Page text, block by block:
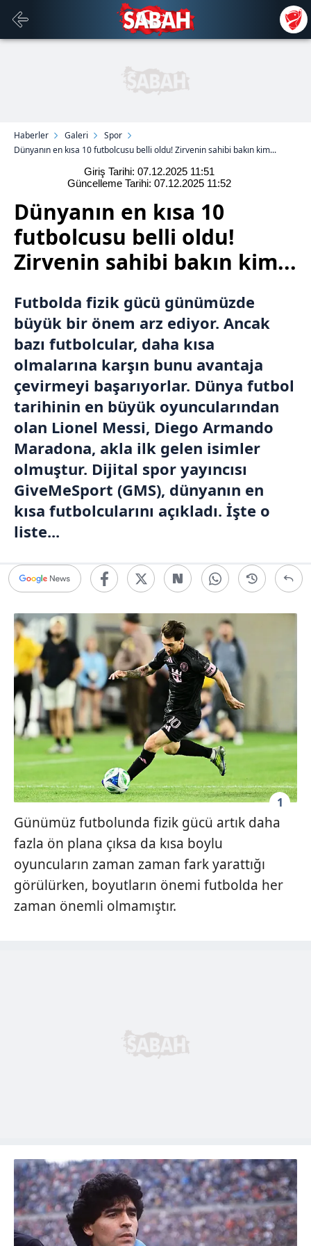
Haberler Galeri
Spor
Dünyanın en kısa 10 futbolcusu belli oldu! Zirvenin sahibi bakın kim...
Giriş Tarihi: 07.12.2025 11:51
Güncelleme Tarihi: 07.12.2025 11:52
Dünyanın en kısa 10
futbolcusu belli oldu!
Zirvenin sahibi bakın kim...
Futbolda fizik gücü günümüzde
büyük bir önem arz ediyor. Ancak
bazı futbolcular, daha kısa
olmalarına karşın bunu avantaja
çevirmeyi başarıyorlar. Dünya futbol
tarihinin en büyük oyuncularından
olan Lionel Messi, Diego Armando
Maradona, akla ilk gelen isimler
olmuştur. Dijital spor yayıncısı
GiveMeSport (GMS), dünyanın en
kısa futbolcularını açıkladı. İşte o
liste...
1
Günümüz futbolunda fizik gücü artık daha
fazla ön plana çıksa da kısa boylu
oyuncuların zaman zaman fark yarattığı
görülürken, boyutların önemi futbolda her
zaman önemli olmamıştır.